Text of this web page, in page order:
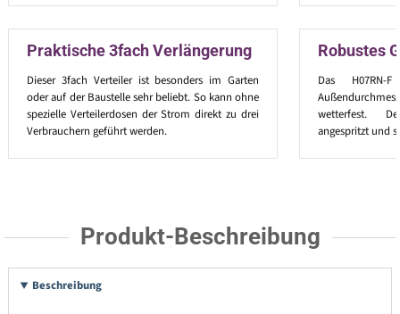
Praktische 3fach Verlängerung
Dieser 3fach Verteiler ist besonders im Garten
oder auf der Baustelle sehr beliebt. So kann ohne
spezielle Verteilerdosen der Strom direkt zu drei
Verbrauchern geführt werden.
Robustes
Das
wetterfest.
angespritzt und
Produkt-Beschreibung
Beschreibung